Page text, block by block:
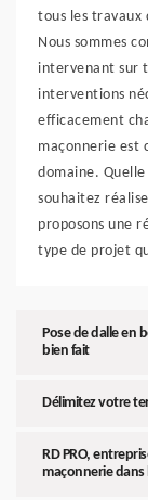
tous les travaux
Nous sommes
intervenant sur
interventions
efficacement
maçonnerie est
domaine.
souhaitez
proposons une
type de projet
Pose de dalle en
bien fait
Délimitez votre
RD PRO,
maçonnerie dans